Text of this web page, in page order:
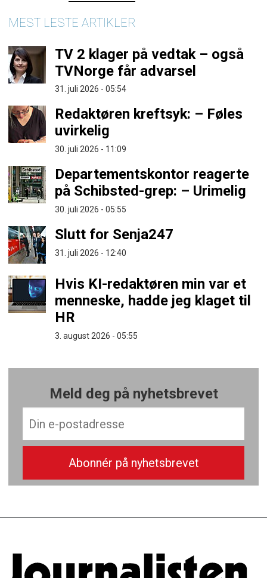
MEST LESTE ARTIKLER
TV 2 klager på vedtak – også
TVNorge får advarsel
31. juli 2026 - 05:54
Redaktøren kreftsyk: – Føles
uvirkelig
30. juli 2026 - 11:09
Departementskontor reagerte
på Schibsted-grep: – Urimelig
30. juli 2026 - 05:55
Slutt for Senja247
31. juli 2026 - 12:40
Hvis KI-redaktøren min var et
menneske, hadde jeg klaget til
HR
3. august 2026 - 05:55
Meld deg på nyhetsbrevet